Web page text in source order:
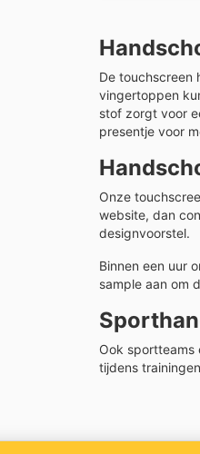
De touchscreen
vingertoppen
stof zorgt voor
presentje voor
Onze
website, dan
designvoorstel.
Binnen een uur
sample aan om
Ook sportteams
tijdens